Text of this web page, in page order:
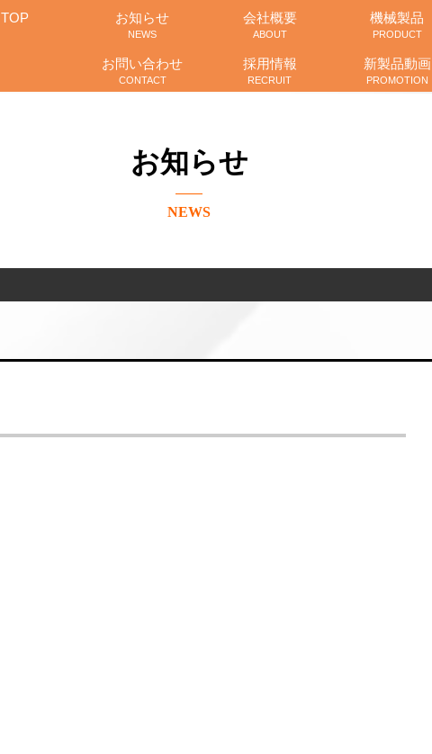
TOP お知らせ
NEWS
会社概要
ABOUT
機械製品
PRODUCT
お問い合わせ
CONTACT
採用情報
RECRUIT
新製品動画
PROMOTION
お知らせ
NEWS